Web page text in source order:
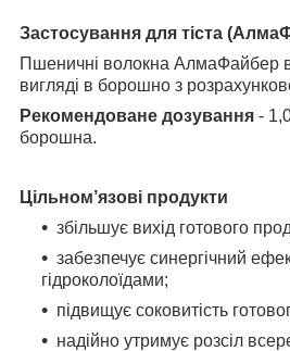
Застосування для тіста
Пшеничні волокна АлмаФайбер
вигляді в борошно з
Рекомендоване дозування -
борошна.
Цільном’язові продукти
збільшує вихід готового
забезпечує синергічний
гідроколоїдами;
підвищує соковитість
надійно утримує розсіл